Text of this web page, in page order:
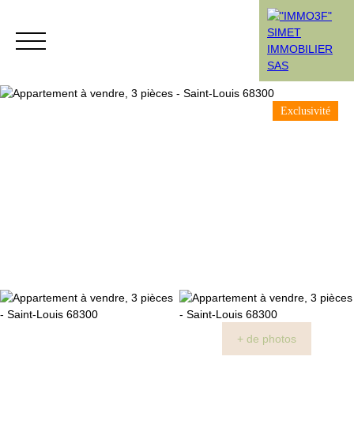
Exclusivité
+ de photos